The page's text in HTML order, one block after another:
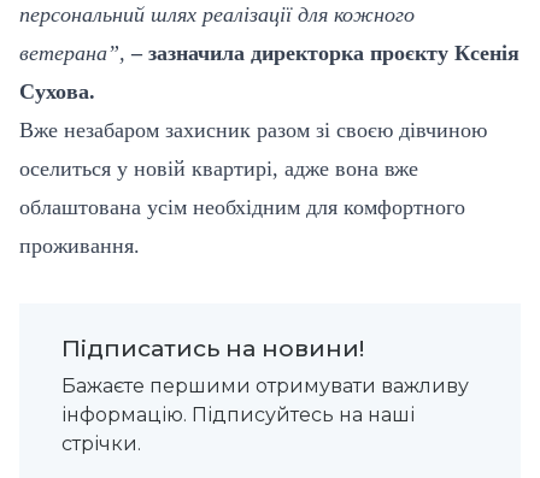
персональний шлях реалізації для кожного
ветерана”,– зазначила директорка проєкту Ксенія
Сухова.
Вже незабаром захисник разом зі своєю дівчиною
оселиться у новій квартирі, адже вона вже
облаштована усім необхідним для комфортного
проживання.
Підписатись на новини!
Бажаєте першими отримувати важливу
інформацію. Підписуйтесь на наші
стрічки.